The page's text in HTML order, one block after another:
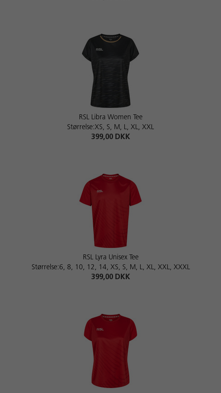
RSL Libra Women Tee
Størrelse:XS, S, M, L, XL, XXL
399,00 DKK
RSL Lyra Unisex Tee
Størrelse:6, 8, 10, 12, 14, XS, S, M, L, XL, XXL, XXXL
399,00 DKK